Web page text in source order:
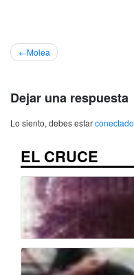
Navegación
entradas
Molea
Dejar una respuesta
Lo siento, debes estarconectado
EL CRUCE